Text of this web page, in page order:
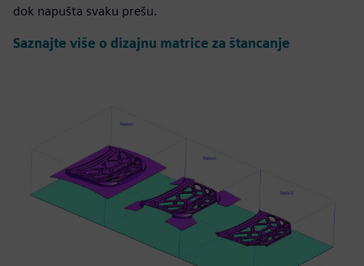
dok napušta svaku prešu.
Saznajte više o dizajnu matrice za štancanje